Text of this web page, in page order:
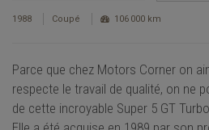
1988 Coupé 106 000 km
Parce que chez Motors Corner on
respecte le travail de qualité, on ne
de cette incroyable Super 5 GT